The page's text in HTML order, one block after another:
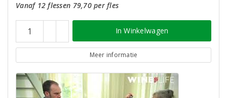
Vanaf 12 flessen 79,70 per fles
In Winkelwagen
Meer informatie